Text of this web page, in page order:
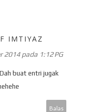
IMTIYAZ
2014 pada 1:12 PG
Dah buat entri jugak
Balas